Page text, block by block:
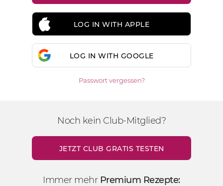
LOG IN WITH APPLE
LOG IN WITH GOOGLE
Passwort vergessen?
Noch kein Club-Mitglied?
JETZT CLUB GRATIS TESTEN
Immer mehr Premium Rezepte: